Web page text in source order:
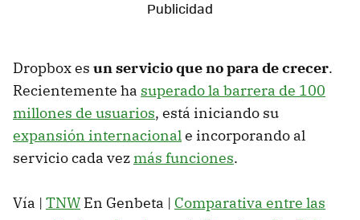
Dropbox es un servicio que no para de crecer.
Recientemente ha superado la barrera de 100
millones de usuarios, está iniciando su
expansión internacionale incorporando al
servicio cada vez más funciones.
Vía | TNW En Genbeta | Comparativa entre las